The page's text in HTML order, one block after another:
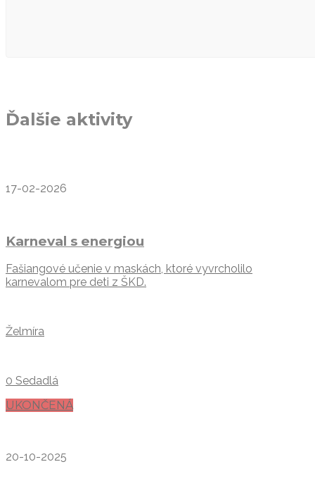
Ďalšie aktivity
17-02-2026
Karneval s energiou
Fašiangové učenie v maskách, ktoré vyvrcholilo
karnevalom pre deti z ŠKD.
Želmíra
0 Sedadlá
UKONČENÁ
20-10-2025